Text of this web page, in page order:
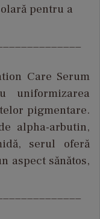
pentru a
Care Serum
uniformizarea
pigmentare.
alpha-arbutin,
serul oferă
aspect sănătos,